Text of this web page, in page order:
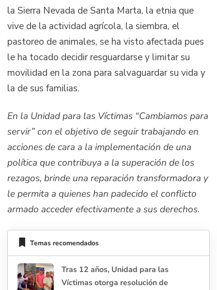
la Sierra Nevada de Santa Marta, la etnia que
vive de la actividad agrícola, la siembra, el
pastoreo de animales, se ha visto afectada pues
le ha tocado decidir resguardarse y limitar su
movilidad en la zona para salvaguardar su vida y
la de sus familias.
En la Unidad para las Víctimas “Cambiamos para
servir” con el objetivo de seguir trabajando en
acciones de cara a la implementación de una
política que contribuya a la superación de los
rezagos, brinde una reparación transformadora y
le permita a quienes han padecido el conflicto
armado acceder efectivamente a sus derechos.
Temas recomendados
Tras 12 años, Unidad para las
Víctimas otorga resolución de